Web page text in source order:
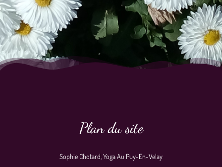
Plan du site
Sophie Chotard, Yoga Au Puy-En-Velay